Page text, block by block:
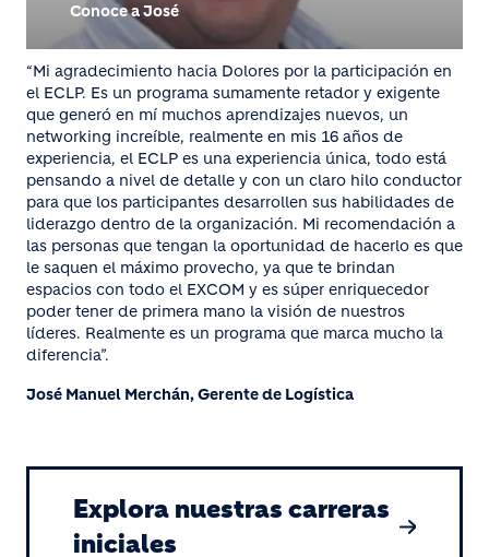
Conoce a José
“Mi agradecimiento hacia Dolores por la participación en
el ECLP. Es un programa sumamente retador y exigente
que generó en mí muchos aprendizajes nuevos, un
networking increíble, realmente en mis 16 años de
experiencia, el ECLP es una experiencia única, todo está
pensando a nivel de detalle y con un claro hilo conductor
para que los participantes desarrollen sus habilidades de
liderazgo dentro de la organización. Mi recomendación a
las personas que tengan la oportunidad de hacerlo es que
le saquen el máximo provecho, ya que te brindan
espacios con todo el EXCOM y es súper enriquecedor
poder tener de primera mano la visión de nuestros
líderes. Realmente es un programa que marca mucho la
diferencia”.
José Manuel Merchán, Gerente de Logística
Explora nuestras carreras
iniciales